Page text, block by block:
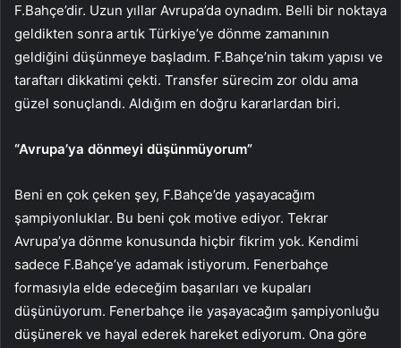
F.Bahçe’dir. Uzun yıllar Avrupa’da oynadım. Belli bir noktaya
geldikten sonra artık Türkiye’ye dönme zamanının
geldiğini düşünmeye başladım. F.Bahçe’nin takım yapısı ve
taraftarı dikkatimi çekti. Transfer sürecim zor oldu ama
güzel sonuçlandı. Aldığım en doğru kararlardan biri.
“Avrupa’ya dönmeyi düşünmüyorum”
Beni en çok çeken şey, F.Bahçe’de yaşayacağım
şampiyonluklar. Bu beni çok motive ediyor. Tekrar
Avrupa’ya dönme konusunda hiçbir fikrim yok. Kendimi
sadece F.Bahçe’ye adamak istiyorum. Fenerbahçe
formasıyla elde edeceğim başarıları ve kupaları
düşünüyorum. Fenerbahçe ile yaşayacağım şampiyonluğu
düşünerek ve hayal ederek hareket ediyorum. Ona göre